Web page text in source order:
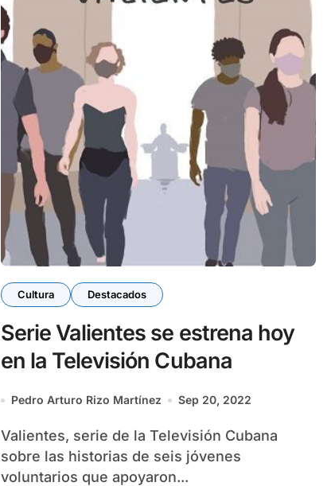
Cultura Destacados
Serie Valientes se estrena hoy
en la Televisión Cubana
Pedro Arturo Rizo Martínez Sep 20, 2022
Valientes, serie de la Televisión Cubana
sobre las historias de seis jóvenes
voluntarios que apoyaron...